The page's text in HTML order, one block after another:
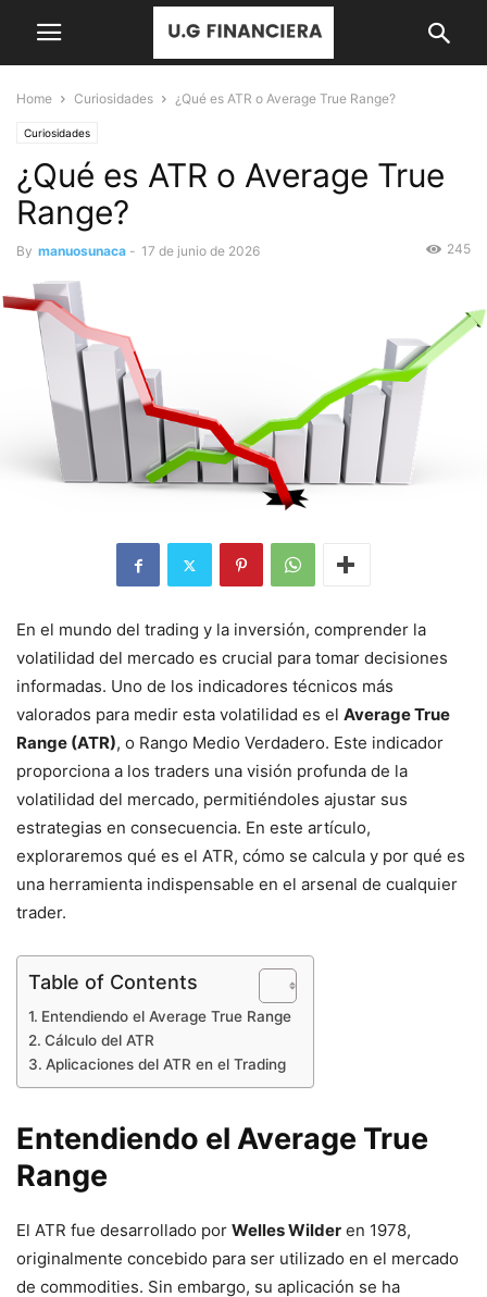
Home Curiosidades ¿Qué es ATR o Average True Range?
Curiosidades
¿Qué es ATR o Average True
Range?
By manuosunaca - 17 de junio de 2026 245
En el mundo del trading y la inversión, comprender la
volatilidad del mercado es crucial para tomar decisiones
informadas. Uno de los indicadores técnicos más
valorados para medir esta volatilidad es el Average True
Range (ATR), o Rango Medio Verdadero. Este indicador
proporciona a los traders una visión profunda de la
volatilidad del mercado, permitiéndoles ajustar sus
estrategias en consecuencia. En este artículo,
exploraremos qué es el ATR, cómo se calcula y por qué es
una herramienta indispensable en el arsenal de cualquier
trader.
Table of Contents
Entendiendo el Average True Range
Cálculo del ATR
Aplicaciones del ATR en el Trading
Entendiendo el Average True
Range
El ATR fue desarrollado por Welles Wilder en 1978,
originalmente concebido para ser utilizado en el mercado
de commodities. Sin embargo, su aplicación se ha